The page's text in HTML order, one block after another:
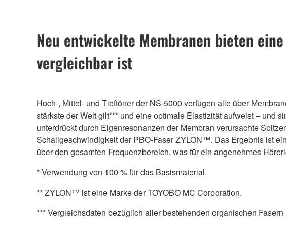
Neu entwickelte Membranen bieten
vergleichbar ist
Hoch-, Mittel- und Tieftöner der NS-5000 verfügen alle über
stärkste der Welt gilt*** und eine optimale Elastizität aufweist – und
unterdrückt durch Eigenresonanzen der Membran verursachte
Schallgeschwindigkeit der PBO-Faser ZYLON™. Das Ergebnis ist
über den gesamten Frequenzbereich, was für ein angenehmes
* Verwendung von 100 % für das Basismaterial.
** ZYLON™ ist eine Marke der TOYOBO MC Corporation.
*** Vergleichsdaten bezüglich aller bestehenden organischen